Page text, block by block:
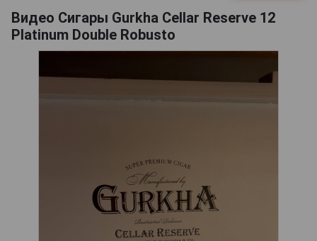
Видео Сигары Gurkha Cellar Reserve 12
Platinum Double Robusto